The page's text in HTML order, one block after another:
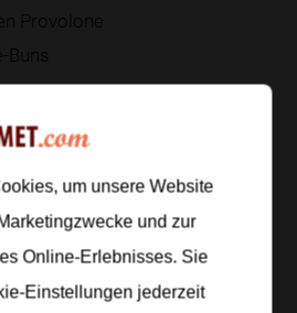
Provolone
Buns
hinzufügen
um unsere Website
und zur
Online-Erlebnisses. Sie
Einstellungen jederzeit